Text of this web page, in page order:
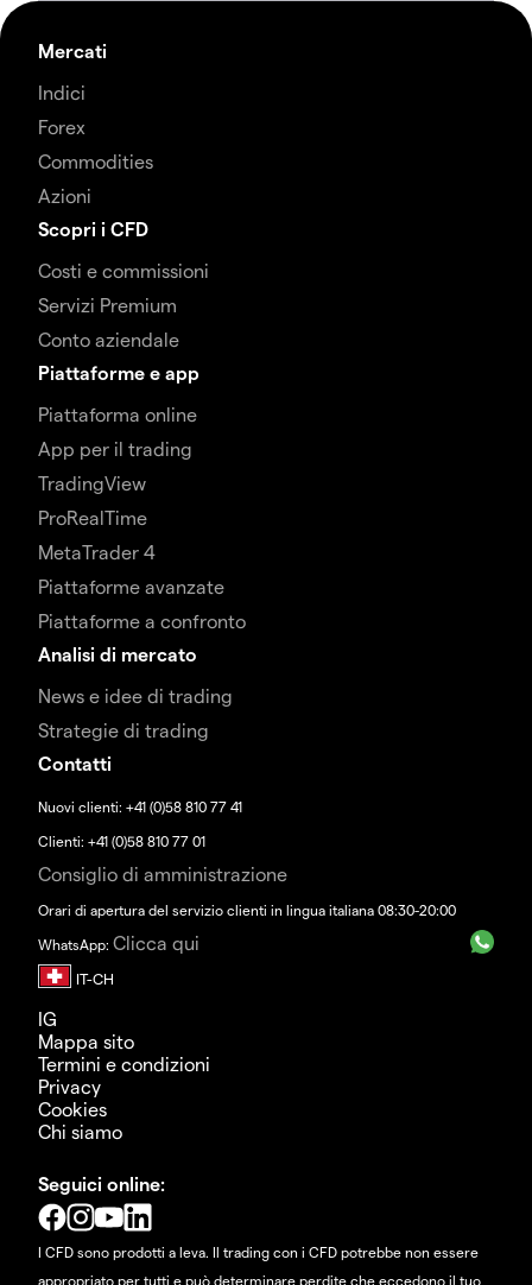
Mercati
Indici
Forex
Commodities
Azioni
Scopri i CFD
Costi e commissioni
Servizi Premium
Conto aziendale
Piattaforme e app
Piattaforma online
App per il trading
TradingView
ProRealTime
MetaTrader 4
Piattaforme avanzate
Piattaforme a confronto
Analisi di mercato
News e idee di trading
Strategie di trading
Contatti
Nuovi clienti: +41 (0)58 810 77 41
Clienti: +41 (0)58 810 77 01
Consiglio di amministrazione
Orari di apertura del servizio clienti in lingua italiana 08:30-20:00
WhatsApp: Clicca qui
IG
Mappa sito
Termini e condizioni
Privacy
Cookies
Chi siamo
Seguici online:
I CFD sono prodotti a leva. Il trading con i CFD potrebbe non essere
appropriato per tutti e può determinare perdite che eccedono il tuo